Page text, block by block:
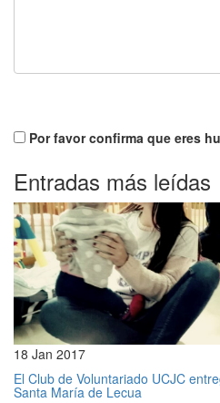
Por favor confirma que eres
Entradas más leídas
18 Jan 2017
El Club de Voluntariado UCJC
Santa María de Lecua